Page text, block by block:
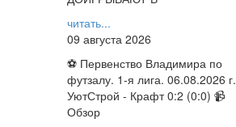
читать...
09 августа 2026
⚽ Первенство Владимира по
футзалу. 1-я лига. 06.08.2026 г.
УютСтрой - Крафт 0:2 (0:0) 📹
Обзор